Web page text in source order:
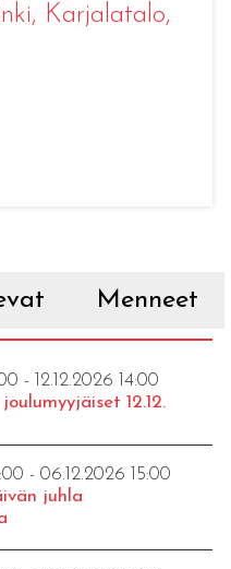
, Karjalatalo,
Menneet
- 12.12.2026 14:00
12.12.
- 06.12.2026 15:00
juhla